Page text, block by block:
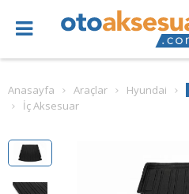
Anasayfa Araçlar Hyundai
İç Aksesuar